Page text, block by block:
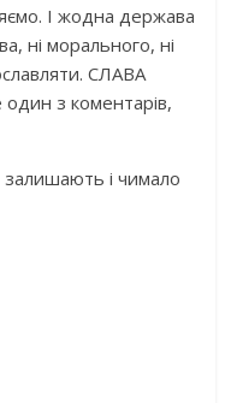
І жодна держава
ні морального, ні
СЛАВА
з коментарів,
залишають і чимало